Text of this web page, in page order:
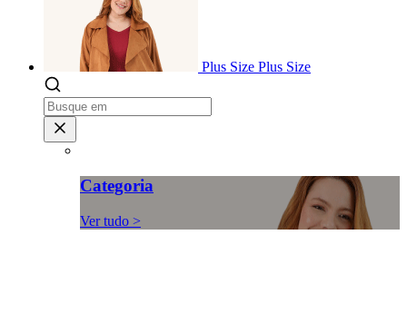
Plus Size Plus Size
Categoria
Ver tudo >